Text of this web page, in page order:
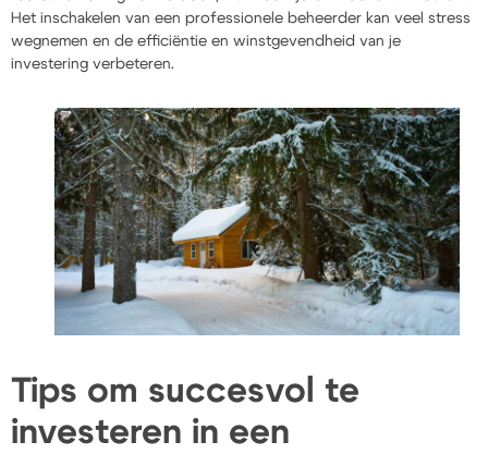
Het inschakelen van een professionele beheerder kan veel stress
wegnemen en de efficiëntie en winstgevendheid van je
investering verbeteren.
Tips om succesvol te
investeren in een